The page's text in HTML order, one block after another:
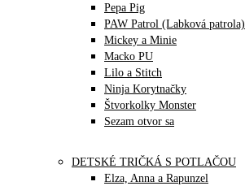
Pepa Pig
PAW Patrol (Labková patrola)
Mickey a Minie
Macko PU
Lilo a Stitch
Ninja Korytnačky
Štvorkolky Monster
Sezam otvor sa
DETSKÉ TRIČKÁ S POTLAČOU
Elza, Anna a Rapunzel